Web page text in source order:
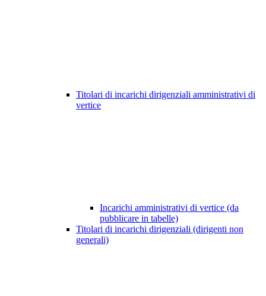
Titolari di incarichi dirigenziali amministrativi di
vertice
Incarichi amministrativi di vertice (da
pubblicare in tabelle)
Titolari di incarichi dirigenziali (dirigenti non
generali)